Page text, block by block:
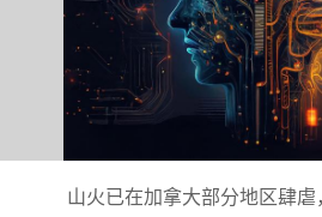
山火已在加拿大部分地区肆